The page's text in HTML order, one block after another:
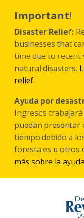
main
content
Important!
Disaster Relief:
businesses that
time due to
natural disasters.
relief.
Ayuda por
Ingresos trabajará
puedan presentar
tiempo debido a
forestales u otros
más sobre la